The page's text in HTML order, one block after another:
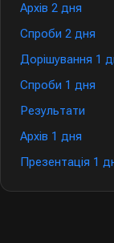
Архів 2 дня
Спроби 2 дня
Дорішування 1
Спроби 1 дня
Результати
Архів 1 дня
Презентація 1